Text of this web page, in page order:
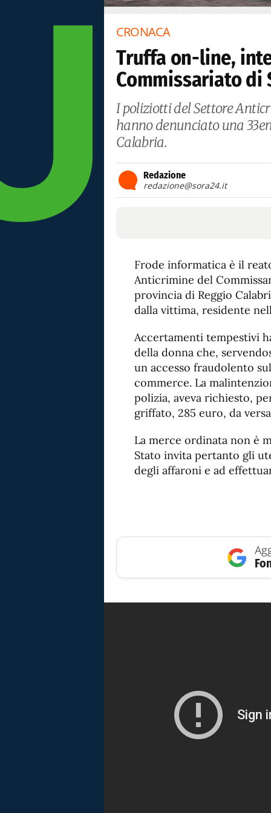
CRONACA
Truffa on-line,
Commissariato di
I poliziotti del Settore
hanno denunciato una
Calabria.
Redazione
redazione@sora24.it
Frode informatica è il
Anticrimine del
provincia di Reggio
dalla vittima, residente
Accertamenti tempestivi
della donna che,
un accesso fraudolento
commerce. La
polizia, aveva richiesto,
griffato, 285 euro, da
La merce ordinata non è
Stato invita pertanto gli
degli affaroni e ad